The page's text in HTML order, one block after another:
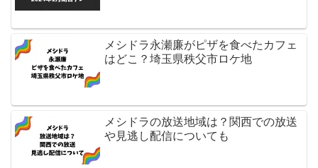
メシドラ永瀬廉がピザを食べたカフェ
はどこ？埼玉県秩父市ロケ地
メシドラの放送地域は？関西での放送
や見逃し配信についても